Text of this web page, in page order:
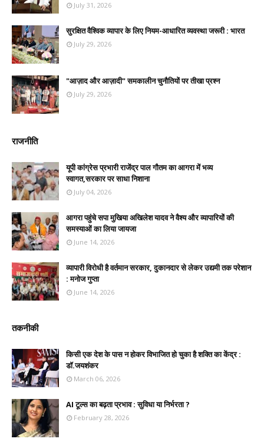
July 31, 2026
सुरक्षित वैश्विक व्यापार के लिए नियम-आधारित व्यवस्था जरूरी : भारत
July 29, 2026
"आज़ाद और आज़ादी" समकालीन चुनौतियों पर तीखा प्रश्न
July 29, 2026
राजनीति
यूपी कांग्रेस प्रभारी राजेंद्र पाल गौतम का आगरा में भव्य
स्वागत,सरकार पर साधा निशाना
July 04, 2026
आगरा पहुंचे सपा मुखिया अखिलेश यादव ने वैश्य और व्यापारियों की
समस्याओं का लिया जायजा
June 14, 2026
व्यापारी विरोधी है वर्तमान सरकार, दुकानदार से लेकर उद्यमी तक परेशान
: मनोज गुप्ता
June 14, 2026
तकनीकी
किसी एक देश के पास न होकर विभाजित हो चुका है शक्ति का केंद्र :
डॉ.जयशंकर
March 06, 2026
AI टूल्स का बढ़ता प्रभाव : सुविधा या निर्भरता ?
February 28, 2026